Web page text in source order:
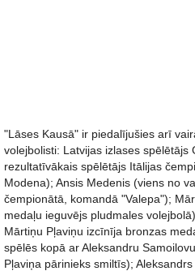
"Lāses Kausā" ir piedalījušies arī
volejbolisti: Latvijas izlases spēlētājs
rezultatīvākais spēlētājs Itālijas
Modena); Ansis Medenis (viens no
čempionātā, komandā "Valepa");
medaļu ieguvējs pludmales
Mārtiņu Pļaviņu izcīnīja bronzas
spēlēs kopā ar Aleksandru
Pļaviņa pārinieks smiltīs);